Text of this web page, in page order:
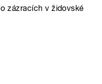
zázracích v židovské